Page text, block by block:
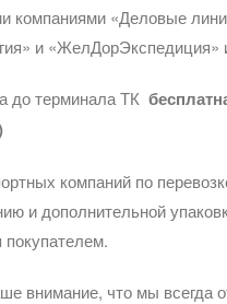
компаниями «Деловые
и «ЖелДорЭкспедиция»
до терминала ТК
компаний по
и дополнительной
внимание, что мы всегда